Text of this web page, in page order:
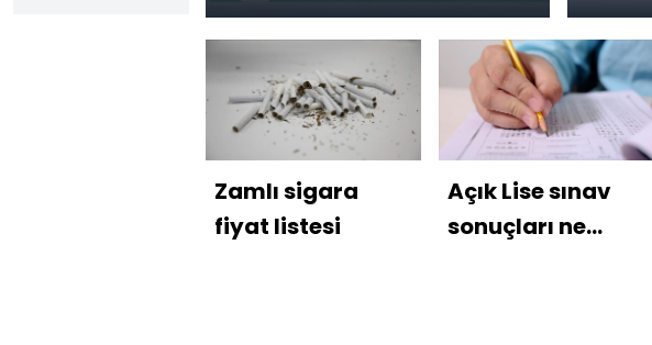
Zamlı sigara
fiyat listesi
Açık Lise sınav
sonuçları ne